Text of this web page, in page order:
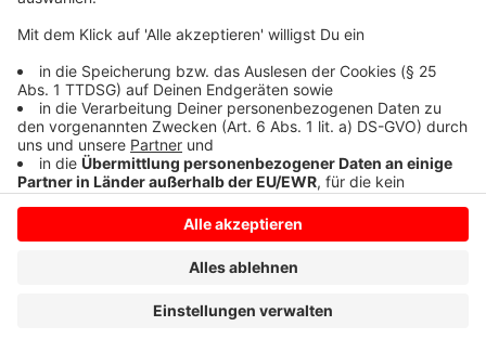
Anzeige